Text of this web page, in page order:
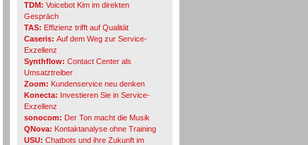
TDM: Voicebot Kim im direkten
Gespräch
TAS: Effizienz trifft auf Qualität
Caseris: Auf dem Weg zur Service-
Exzellenz
Synthflow: Contact Center als
Umsatztreiber
Zoom: Kundenservice neu denken
Konecta: Investieren Sie in Service-
Exzellenz
sonocom: Der Ton macht die Musik
QNova: Kontaktanalyse ohne Training
USU: Chatbots und ihre Zukunft im